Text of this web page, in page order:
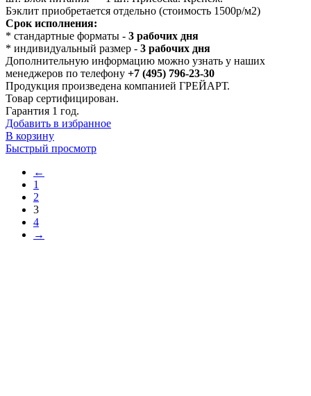
Бэклит приобретается отдельно (стоимость 1500р/м2)
Срок исполнения:
* стандартные форматы - 3 рабочих дня
* индивидуальный размер - 3 рабочих дня
Дополнительную информацию можно узнать у наших
менеджеров по телефону +7 (495) 796-23-30
Продукция произведена компанией ГРЕЙАРТ.
Товар сертифицирован.
Гарантия 1 год.
Добавить в избранное
В корзину
Быстрый просмотр
←
1
2
3
4
→